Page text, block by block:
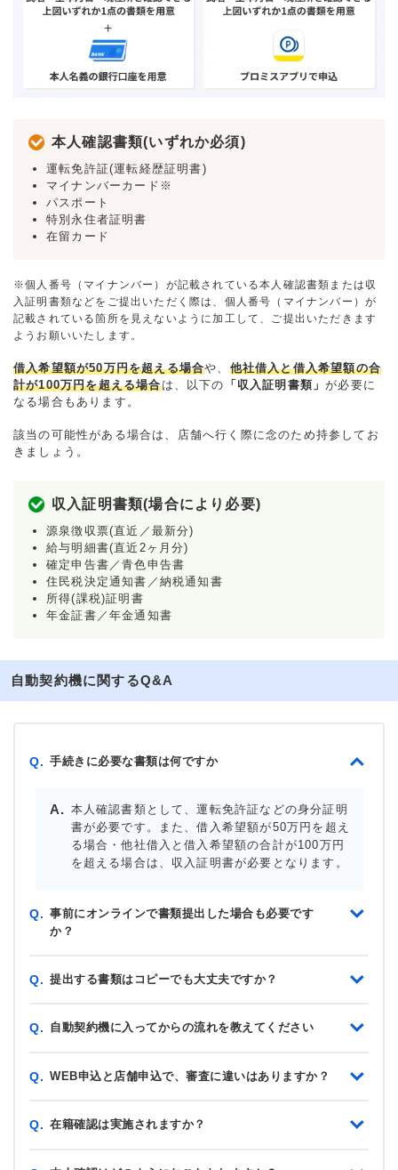
本人確認書類(いずれか必須)
運転免許証(運転経歴証明書)
マイナンバーカード※
パスポート
特別永住者証明書
在留カード
※個人番号（マイナンバー）が記載されている本人確認書類または収
入証明書類などをご提出いただく際は、個人番号（マイナンバー）が
記載されている箇所を見えないように加工して、ご提出いただきます
ようお願いいたします。
借入希望額が50万円を超える場合や、 他社借入と借入希望額の合
計が100万円を超える場合は、以下の 「収入証明書類」が必要に
なる場合もあります。
該当の可能性がある場合は、店舗へ行く際に念のため持参してお
きましょう。
収入証明書類(場合により必要)
源泉徴収票(直近／最新分)
給与明細書(直近2ヶ月分)
確定申告書／青色申告書
住民税決定通知書／納税通知書
所得(課税)証明書
年金証書／年金通知書
自動契約機に関するQ&A
Q. 手続きに必要な書類は何ですか
本人確認書類として、運転免許証などの身分証明
書が必要です。また、借入希望額が50万円を超え
る場合・他社借入と借入希望額の合計が100万円
を超える場合は、収入証明書が必要となります。
Q. 事前にオンラインで書類提出した場合も必要です
か？
Q. 提出する書類はコピーでも大丈夫ですか？
Q. 自動契約機に入ってからの流れを教えてください
Q. WEB申込と店舗申込で、審査に違いはありますか？
Q. 在籍確認は実施されますか？